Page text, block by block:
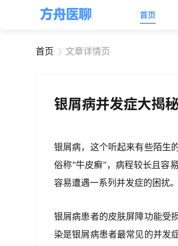
首页
首页 文章详情页
银屑病并发症大揭
银屑病，这个听起来有些陌生
俗称“牛皮癣”，病程较长且容
容易遭遇一系列并发症的困扰
银屑病患者的皮肤屏障功能受
染是银屑病患者最常见的并发